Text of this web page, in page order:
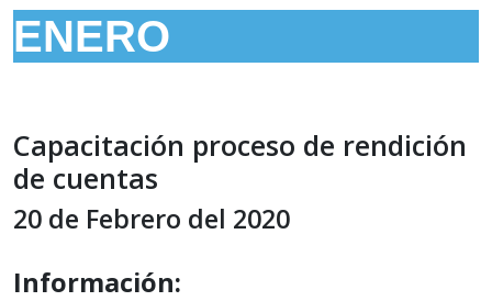
ENERO
Capacitación proceso de rendición
de cuentas
20 de Febrero del 2020
Información: